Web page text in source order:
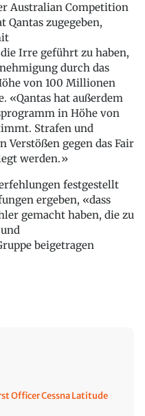
Australian Competition
Qantas zugegeben,
Irre geführt zu haben,
durch das
von 100 Millionen
«Qantas hat außerdem
in Höhe von
Strafen und
Verstößen gegen das Fair
werden.»
festgestellt
ergeben, «dass
gemacht haben, die zu
beigetragen
Officer Cessna Latitude